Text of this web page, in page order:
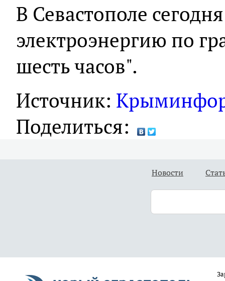
В Севастополе
электроэнергию по
шесть часов".
Источник:
Поделиться:
Новости